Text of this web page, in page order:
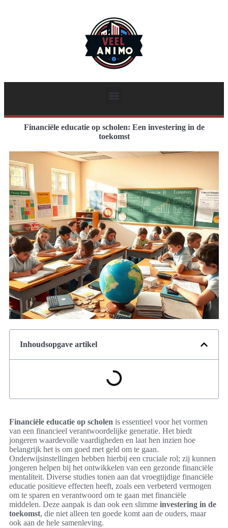
Financiële educatie op scholen: Een investering in de
toekomst
Inhoudsopgave artikel
Financiële educatie op scholen is essentieel voor het vormen
van een financieel verantwoordelijke generatie. Het biedt
jongeren waardevolle vaardigheden en laat hen inzien hoe
belangrijk het is om goed met geld om te gaan.
Onderwijsinstellingen hebben hierbij een cruciale rol; zij kunnen
jongeren helpen bij het ontwikkelen van een gezonde financiële
mentaliteit. Diverse studies tonen aan dat vroegtijdige financiële
educatie positieve effecten heeft, zoals een verbeterd vermogen
om te sparen en verantwoord om te gaan met financiële
middelen. Deze aanpak is dan ook een slimme investering in de
toekomst, die niet alleen ten goede komt aan de ouders, maar
ook aan de hele samenleving.